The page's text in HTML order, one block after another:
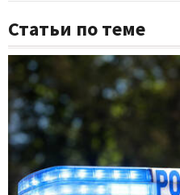
Статьи по теме